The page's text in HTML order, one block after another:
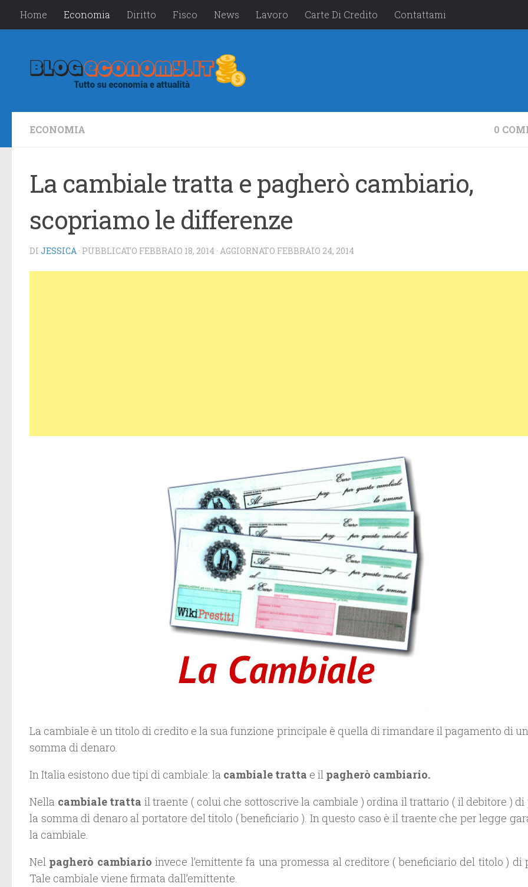
Salta al contenuto
Home Economia Diritto Fisco News Lavoro Carte Di Credito Contattami
ECONOMIA 0
La cambiale tratta e pagherò cambiario,
scopriamo le differenze
DI JESSICA · PUBBLICATO FEBBRAIO 18, 2014 · AGGIORNATO FEBBRAIO 24, 2014
La cambiale è un titolo di credito e la sua funzione principale è quella di rimandare il pagamento di
somma di denaro.
In Italia esistono due tipi di cambiale: la cambiale tratta e il pagherò cambiario.
Nella cambiale tratta il traente ( colui che sottoscrive la cambiale ) ordina il trattario ( il debitore ) di
la somma di denaro al portatore del titolo ( beneficiario ). In questo caso è il traente che per legge
la cambiale.
Nel pagherò cambiario invece l’emittente fa una promessa al creditore ( beneficiario del titolo ) di
Tale cambiale viene firmata dall’emittente.